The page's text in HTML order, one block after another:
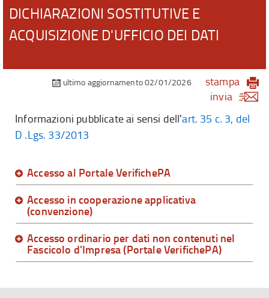
DICHIARAZIONI SOSTITUTIVE E
ACQUISIZIONE D'UFFICIO DEI DATI
ultimo aggiornamento 02/01/2026
stampa
invia
Informazioni pubblicate ai sensi dell'art. 35 c. 3, del
D .Lgs. 33/2013
Accesso al Portale VerifichePA
Accesso in cooperazione applicativa
(convenzione)
Accesso ordinario per dati non contenuti nel
Fascicolo d'Impresa (Portale VerifichePA)